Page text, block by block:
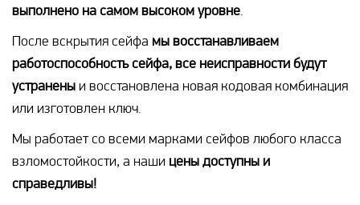
выполнено на самом высоком уровне
После вскрытия сейфа мы восстанавливаем
работоспособность сейфа, все неисправности будут
устраненыи восстановлена новая кодовая комбинация
или изготовлен ключ.
Мы работает со всеми марками сейфов любого класса
взломостойкости, а наши цены доступны и
справедливы!